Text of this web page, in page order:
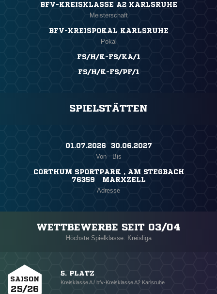
BFV-KREISKLASSE A2 KARLSRUHE
Meisterschaft
BFV-KREISPOKAL KARLSRUHE
Pokal
FS/H/K-FS/KA/1
FS/H/K-FS/PF/1
SPIELSTÄTTEN
01.07.2026 ​ 30.06.2027
Von - Bis
CORTHUM SPORTPARK , AM STEGBACH
76359 MARXZELL
Adresse
WETTBEWERBE SEIT 03/04
Höchste Spielklasse: Kreisliga
SAISON
25/26
5. PLATZ
Kreisklasse A / bfv-Kreisklasse A2 Karlsruhe